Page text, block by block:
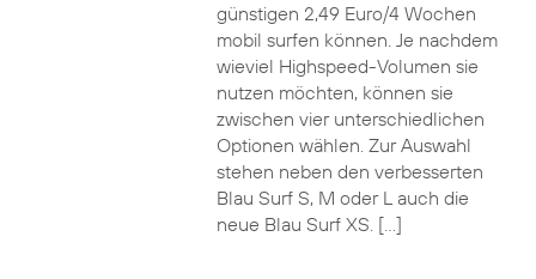
günstigen 2,49 Euro/4 Wochen
mobil surfen können. Je nachdem
wieviel Highspeed-Volumen sie
nutzen möchten, können sie
zwischen vier unterschiedlichen
Optionen wählen. Zur Auswahl
stehen neben den verbesserten
Blau Surf S, M oder L auch die
neue Blau Surf XS. […]